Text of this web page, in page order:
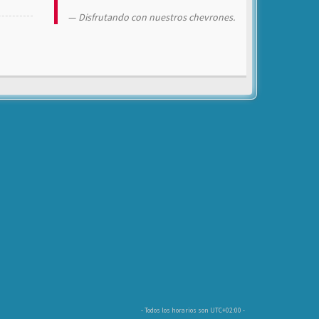
Disfrutando con nuestros chevrones.
- Todos los horarios son UTC+02:00 -